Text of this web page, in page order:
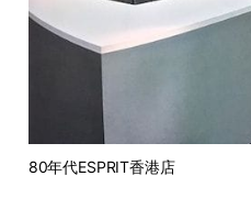
80年代ESPRIT香港店